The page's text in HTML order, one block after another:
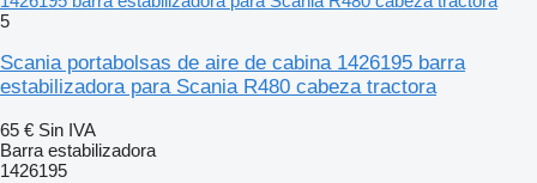
5
Scania portabolsas de aire de cabina 1426195 barra
estabilizadora para Scania R480 cabeza tractora
65 € Sin IVA
Barra estabilizadora
1426195